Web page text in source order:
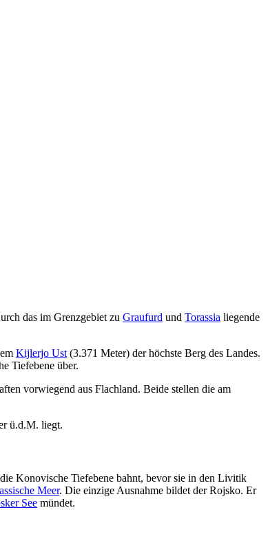
das im Grenzgebiet zu Graufurd und Torassia liegende
Kijlerjo Ust (3.371 Meter) der höchste Berg des Landes.
Tiefebene über.
vorwiegend aus Flachland. Beide stellen die am
ü.d.M. liegt.
Konovische Tiefebene bahnt, bevor sie in den Livitik
Meer. Die einzige Ausnahme bildet der Rojsko. Er
See mündet.